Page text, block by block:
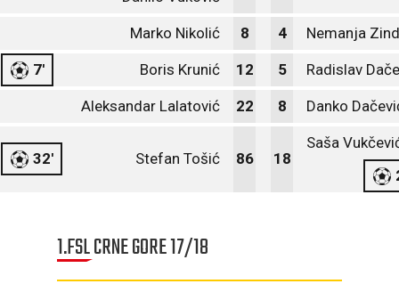
Marko Nikolić 8 4 Nemanja
7' Boris Krunić 12 5 Radislav
Aleksandar Lalatović 22 8 Danko
32' Stefan Tošić 86 18
Saša
1.FSL CRNE GORE 17/18